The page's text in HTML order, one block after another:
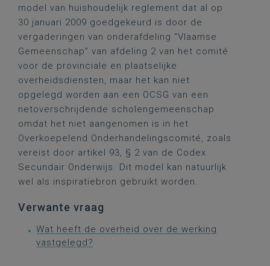
model van huishoudelijk reglement dat al op
30 januari 2009 goedgekeurd is door de
vergaderingen van onderafdeling “Vlaamse
Gemeenschap” van afdeling 2 van het comité
voor de provinciale en plaatselijke
overheidsdiensten, maar het kan niet
opgelegd worden aan een OCSG van een
netoverschrijdende scholengemeenschap
omdat het niet aangenomen is in het
Overkoepelend Onderhandelingscomité, zoals
vereist door artikel 93, § 2 van de Codex
Secundair Onderwijs. Dit model kan natuurlijk
wel als inspiratiebron gebruikt worden.
Verwante vraag
Wat heeft de overheid over de werking
vastgelegd?